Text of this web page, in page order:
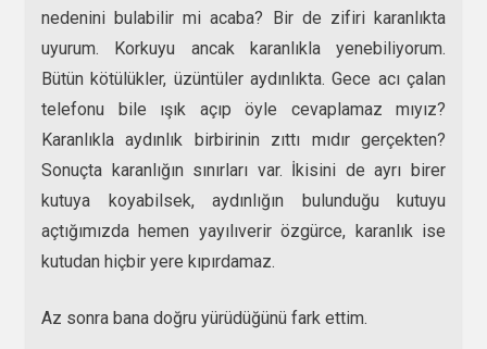
nedenini bulabilir mi acaba? Bir de zifiri karanlıkta
uyurum. Korkuyu ancak karanlıkla yenebiliyorum.
Bütün kötülükler, üzüntüler aydınlıkta. Gece acı çalan
telefonu bile ışık açıp öyle cevaplamaz mıyız?
Karanlıkla aydınlık birbirinin zıttı mıdır gerçekten?
Sonuçta karanlığın sınırları var. İkisini de ayrı birer
kutuya koyabilsek, aydınlığın bulunduğu kutuyu
açtığımızda hemen yayılıverir özgürce, karanlık ise
kutudan hiçbir yere kıpırdamaz.
Az sonra bana doğru yürüdüğünü fark ettim.